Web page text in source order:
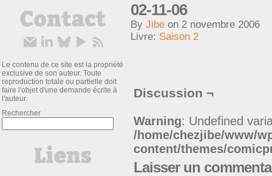
Le contenu de ce site est la propriété
exclusive de son auteur. Toute
reproduction totale ou partielle doit
faire l'objet d'une demande écrite à
l'auteur.
Rechercher
02-11-06
By Jibe on 2 novembre 2006
Livre: Saison 2
Discussion ¬
Warning: Undefined
/home/chezjibe/www/
content/themes/
Laisser un